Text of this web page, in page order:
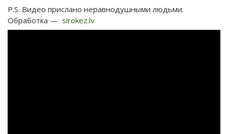
P.S. Видео прислано неравнодушными людьми.
Обработка — sirokez.lv